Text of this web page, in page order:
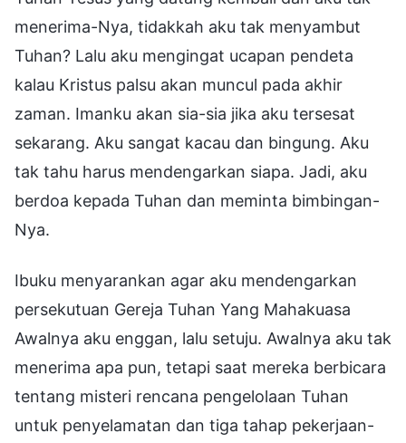
menerima-Nya, tidakkah aku tak menyambut
Tuhan? Lalu aku mengingat ucapan pendeta
kalau Kristus palsu akan muncul pada akhir
zaman. Imanku akan sia-sia jika aku tersesat
sekarang. Aku sangat kacau dan bingung. Aku
tak tahu harus mendengarkan siapa. Jadi, aku
berdoa kepada Tuhan dan meminta bimbingan-
Nya.
Ibuku menyarankan agar aku mendengarkan
persekutuan Gereja Tuhan Yang Mahakuasa
Awalnya aku enggan, lalu setuju. Awalnya aku tak
menerima apa pun, tetapi saat mereka berbicara
tentang misteri rencana pengelolaan Tuhan
untuk penyelamatan dan tiga tahap pekerjaan-